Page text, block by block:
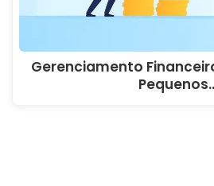
Gerenciamento